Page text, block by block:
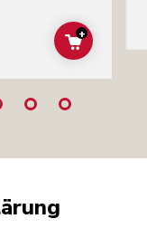
ADD TO
+